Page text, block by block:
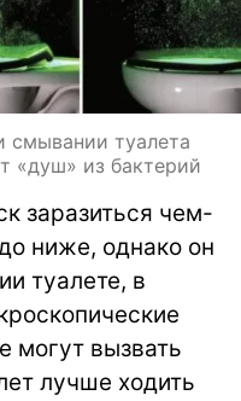
смывании туалета
«душ» из бактерий
заразиться чем-
ниже, однако он
туалете, в
могут вызвать
лучше ходить